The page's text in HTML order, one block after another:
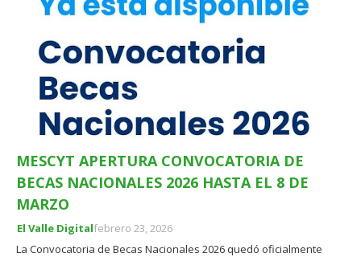
MESCYT APERTURA CONVOCATORIA DE
BECAS NACIONALES 2026 HASTA EL 8 DE
MARZO
El Valle Digitalfebrero 23, 2026
La Convocatoria de Becas Nacionales 2026 quedó oficialmente